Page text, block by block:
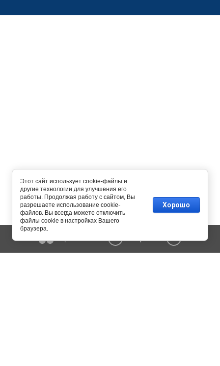
Сравнение 0 Корзина 0
Этот сайт использует cookie-файлы и
другие технологии для улучшения его
работы. Продолжая работу с сайтом, Вы
разрешаете использование cookie-
файлов. Вы всегда можете отключить
файлы cookie в настройках Вашего
браузера.
Хорошо